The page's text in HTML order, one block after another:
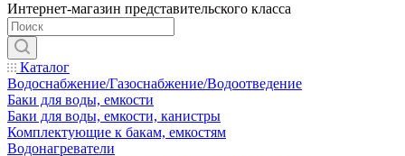
Интернет-магазин представительского класса
Каталог
Водоснабжение/Газоснабжение/Водоотведение
Баки для воды, емкости
Баки для воды, емкости, канистры
Комплектующие к бакам, емкостям
Водонагреватели